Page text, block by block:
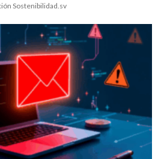
Sostenibilidad.sv